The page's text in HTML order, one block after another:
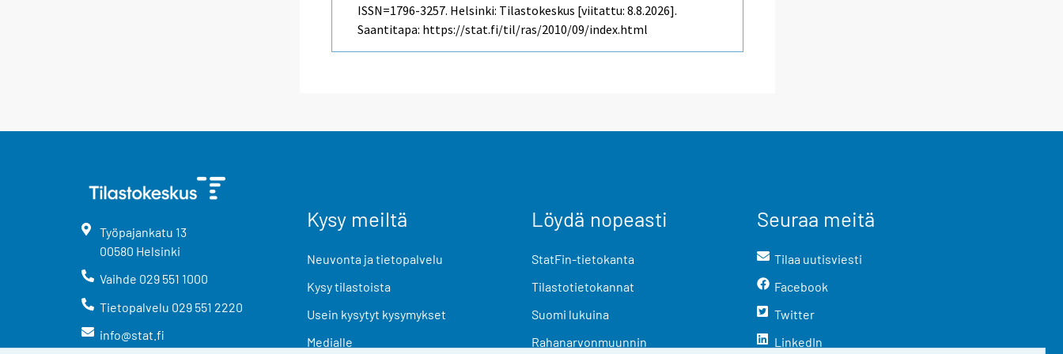
ISSN=1796-3257. Helsinki: Tilastokeskus [viitattu: 8.8.2026].
Saantitapa: https://stat.fi/til/ras/2010/09/index.html
Työpajankatu 13
00580 Helsinki
Vaihde 029 551 1000
Tietopalvelu 029 551 2220
info@stat.fi
Kysy meiltä
Neuvonta ja tietopalvelu
Kysy tilastoista
Usein kysytyt kysymykset
Medialle
Löydä nopeasti
StatFin-tietokanta
Tilastotietokannat
Suomi lukuina
Rahanarvonmuunnin
Seuraa meitä
Tilaa uutisviesti
Facebook
Twitter
LinkedIn